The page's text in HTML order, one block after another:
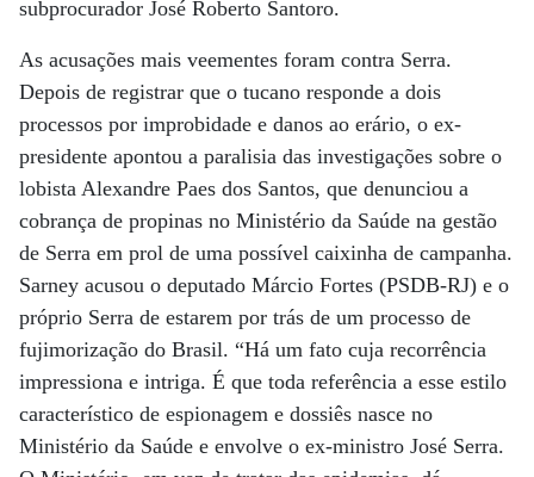
subprocurador José Roberto Santoro.
As acusações mais veementes foram contra Serra.
Depois de registrar que o tucano responde a dois
processos por improbidade e danos ao erário, o ex-
presidente apontou a paralisia das investigações sobre o
lobista Alexandre Paes dos Santos, que denunciou a
cobrança de propinas no Ministério da Saúde na gestão
de Serra em prol de uma possível caixinha de campanha.
Sarney acusou o deputado Márcio Fortes (PSDB-RJ) e o
próprio Serra de estarem por trás de um processo de
fujimorização do Brasil. “Há um fato cuja recorrência
impressiona e intriga. É que toda referência a esse estilo
característico de espionagem e dossiês nasce no
Ministério da Saúde e envolve o ex-ministro José Serra.